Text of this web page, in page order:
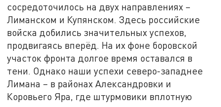
сосредоточилось на двух направлениях –
Лиманском и Купянском. Здесь российские
войска добились значительных успехов,
продвигаясь вперёд. На их фоне боровской
участок фронта долгое время оставался в
тени. Однако наши успехи северо-западнее
Лимана – в районах Александровки и
Коровьего Яра, где штурмовики вплотную